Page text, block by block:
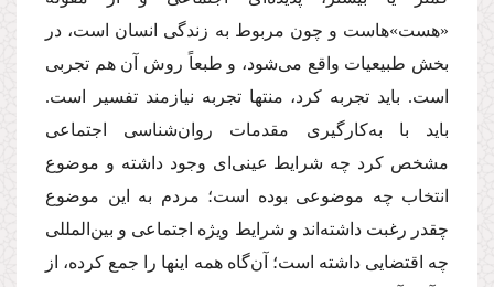
«هست»‏هاست و چون مربوط به زندگی انسان است، در
بخش طبیعیات واقع می‌شود، و طبعاً روش آن هم تجربی
است. باید تجربه کرد، منتها تجربه نیازمند تفسیر است.
باید با به‌کارگیری مقدمات روان‌شناسی اجتماعی
مشخص کرد چه شرایط عینی‌ای وجود داشته و موضوع
انتخاب چه موضوعی بوده است؛ مردم به این موضوع
چقدر رغبت داشته‌اند و شرایط ویژه اجتماعی و بین‌المللی
چه اقتضایی داشته است؛ آن‌گاه همه اینها را جمع کرده، از